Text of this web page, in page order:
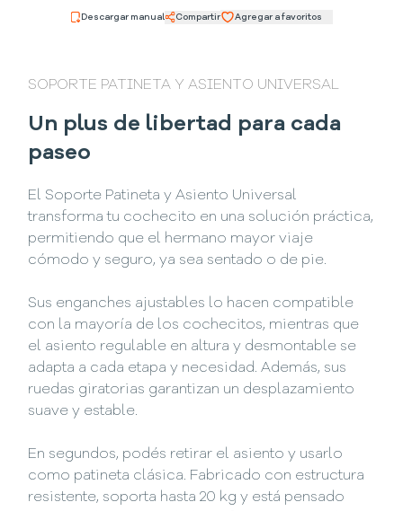
Descargar manual Compartir Agregar a favoritos
SOPORTE PATINETA Y ASIENTO UNIVERSAL
Un plus de libertad para cada
paseo
El Soporte Patineta y Asiento Universal
transforma tu cochecito en una solución práctica,
permitiendo que el hermano mayor viaje
cómodo y seguro, ya sea sentado o de pie.
Sus enganches ajustables lo hacen compatible
con la mayoría de los cochecitos, mientras que
el asiento regulable en altura y desmontable se
adapta a cada etapa y necesidad. Además, sus
ruedas giratorias garantizan un desplazamiento
suave y estable.
En segundos, podés retirar el asiento y usarlo
como patineta clásica. Fabricado con estructura
resistente, soporta hasta 20 kg y está pensado